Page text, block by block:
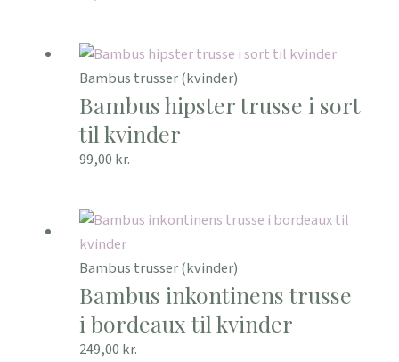
Bambus trusser (kvinder)
Bambus hipster trusse i sort
til kvinder
99,00 kr.
Bambus trusser (kvinder)
Bambus inkontinens trusse
i bordeaux til kvinder
249,00 kr.